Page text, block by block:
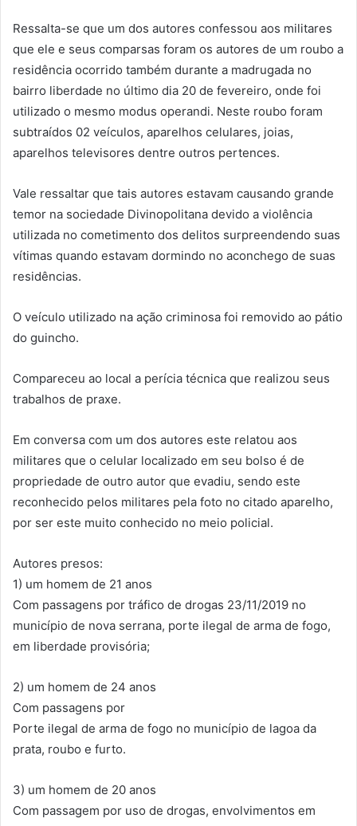
Ressalta-se que um dos autores confessou aos militares
que ele e seus comparsas foram os autores de um roubo a
residência ocorrido também durante a madrugada no
bairro liberdade no último dia 20 de fevereiro, onde foi
utilizado o mesmo modus operandi. Neste roubo foram
subtraídos 02 veículos, aparelhos celulares, joias,
aparelhos televisores dentre outros pertences.
Vale ressaltar que tais autores estavam causando grande
temor na sociedade Divinopolitana devido a violência
utilizada no cometimento dos delitos surpreendendo suas
vítimas quando estavam dormindo no aconchego de suas
residências.
O veículo utilizado na ação criminosa foi removido ao pátio
do guincho.
Compareceu ao local a perícia técnica que realizou seus
trabalhos de praxe.
Em conversa com um dos autores este relatou aos
militares que o celular localizado em seu bolso é de
propriedade de outro autor que evadiu, sendo este
reconhecido pelos militares pela foto no citado aparelho,
por ser este muito conhecido no meio policial.
Autores presos:
1) um homem de 21 anos
Com passagens por tráfico de drogas 23/11/2019 no
município de nova serrana, porte ilegal de arma de fogo,
em liberdade provisória;
2) um homem de 24 anos
Com passagens por
Porte ilegal de arma de fogo no município de lagoa da
prata, roubo e furto.
3) um homem de 20 anos
Com passagem por uso de drogas, envolvimentos em